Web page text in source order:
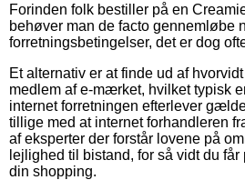
Forinden folk bestiller på en
behøver man de facto gennemløbe
forretningsbetingelser, det er dog
Et alternativ er at finde ud af
medlem af e-mærket, hvilket typisk
internet forretningen efterlever
tillige med at internet forhandleren
af eksperter der forstår lovene på
lejlighed til bistand, for så vidt du
din shopping.